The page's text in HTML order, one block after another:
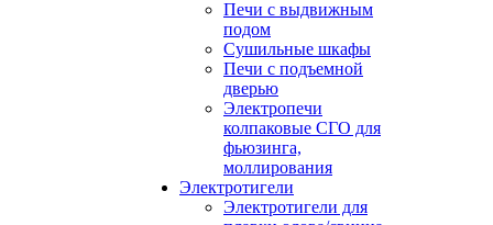
Печи с выдвижным
подом
Сушильные шкафы
Печи с подъемной
дверью
Электропечи
колпаковые СГО для
фьюзинга,
моллирования
Электротигели
Электротигели для